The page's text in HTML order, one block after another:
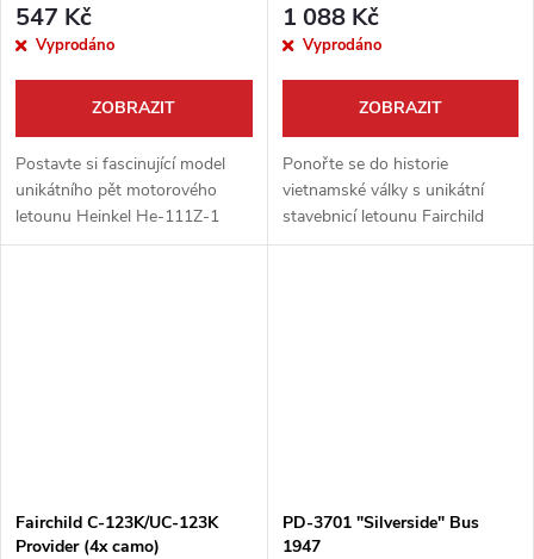
547 Kč
Vyprodáno
ZOBRAZIT
Postavte si fascinující model
unikátního pět motorového
letounu Heinkel He-111Z-1
Zwilling od firmy Roden. Tato
1 088 Kč
Vyprodáno
ZOBRAZIT
Ponořte se do historie
vietnamské války s unikátní
stavebnicí letounu Fairchild
NC/AC-123K Black Spot od
Fairchild C-123K/UC-123K
Provider (4x camo)
PD-3701 "Silverside" Bus
1947